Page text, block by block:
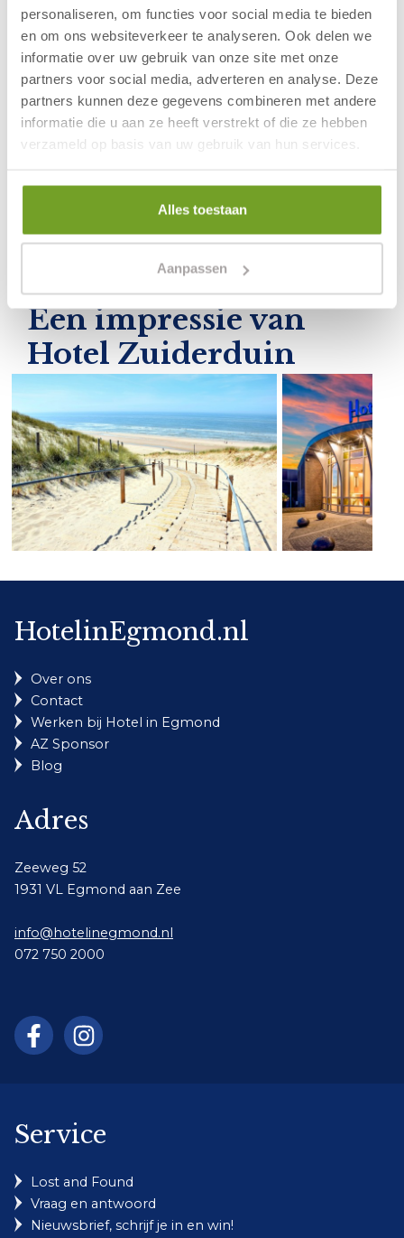
personaliseren, om functies voor social media te bieden
en om ons websiteverkeer te analyseren. Ook delen we
informatie over uw gebruik van onze site met onze
partners voor social media, adverteren en analyse. Deze
partners kunnen deze gegevens combineren met andere
informatie die u aan ze heeft verstrekt of die ze hebben
verzameld op basis van uw gebruik van hun services.
Alles toestaan
Aanpassen
Hoe kan ik reserveren?
Is online reserveren en betalen veilig?
Hoe kan ik een babybedje reserveren?
Is het ontbijt inbegrepen?
Wat zijn jullie annuleringsvoorwaarden?
Een impressie van
Hotel Zuiderduin
HotelinEgmond.nl
Over ons
Contact
Werken bij Hotel in Egmond
AZ Sponsor
Blog
Adres
Zeeweg 52
1931 VL Egmond aan Zee
info@hotelinegmond.nl
072 750 2000
Service
Lost and Found
Vraag en antwoord
Nieuwsbrief, schrijf je in en win!